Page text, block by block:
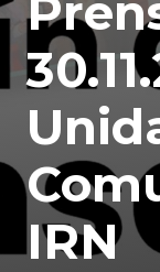
IRN